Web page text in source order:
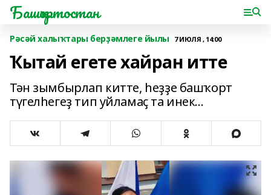
Башҡортостан
Рәсәй халыҡтары берҙәмлеге йылы 7 ИЮЛЯ , 14:00
Ҡытай егете хайран итте
Тән зымбырлап китте, һеҙҙе башҡорт
түгелһегеҙ тип уйламаҫ та инек...